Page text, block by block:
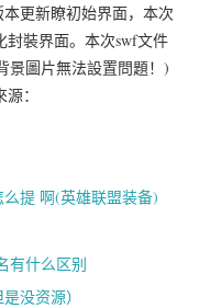
更新瞭初始界面，本次
封裝界面。本次swf文件
景圖片無法設置問題！)
：
提 啊(英雄联盟装备)
有什么区别
没资源）